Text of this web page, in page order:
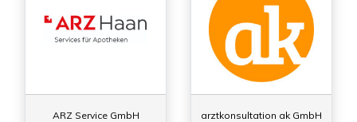
ARZ Service GmbH arztkonsultation ak GmbH